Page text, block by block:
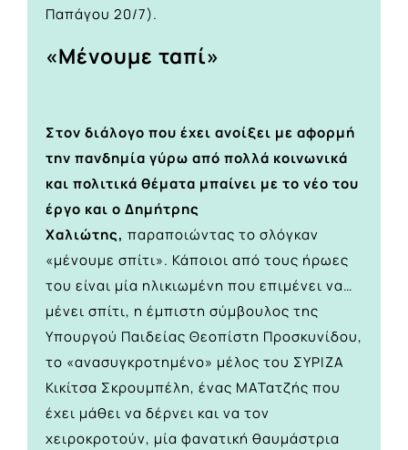
Παπάγου 20/7).
«Μένουμε ταπί»
Στον διάλογο που έχει ανοίξει με αφορμή
την πανδημία γύρω από πολλά κοινωνικά
και πολιτικά θέματα μπαίνει με το νέο του
έργο και ο Δημήτρης
Χαλιώτης, παραποιώντας το σλόγκαν
«μένουμε σπίτι». Κάποιοι από τους ήρωες
του είναι μία ηλικιωμένη που επιμένει να…
μένει σπίτι, η έμπιστη σύμβουλος της
Υπουργού Παιδείας Θεοπίστη Προσκυνίδου,
το «ανασυγκροτημένο» μέλος του ΣΥΡΙΖΑ
Κικίτσα Σκρουμπέλη, ένας ΜΑΤατζής που
έχει μάθει να δέρνει και να τον
χειροκροτούν, μία φανατική θαυμάστρια